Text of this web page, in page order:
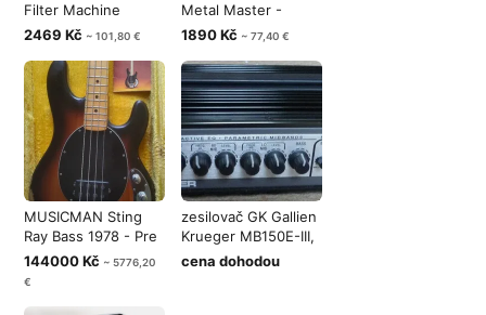
Filter Machine
FM600
2469 Kč ~ 101,80 €
Metal Master -
Heavy Meta
1890 Kč ~ 77,40 €
MUSICMAN Sting
Ray Bass 1978 - Pre
Ernie Ball
144000 Kč ~ 5776,20
€
zesilovač GK Gallien
Krueger MB150E-III,
nebo
cena dohodou